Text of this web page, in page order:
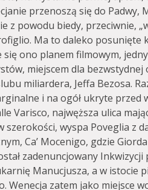
przenoszą się do Padwy,
z powodu biedy, przeciwnie,
Ma to daleko posunięte
się ono planem filmowym,
miejscem dla
miliardera, Jeffa Bezosa.
i na ogół ukryte przed
Varisco, najwęższa ulica
szerokości, wyspa Poveglia z
Ca’ Mocenigo, gdzie
zadenuncjowany
Manucjusza, a w istocie
Wenecja zatem jako miejsce